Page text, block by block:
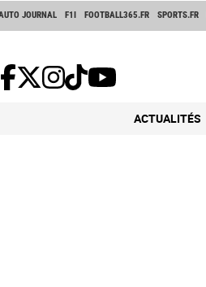
JOURNAL F1I FOOTBALL365.FR SPORTS.FR
ACTUALITÉS